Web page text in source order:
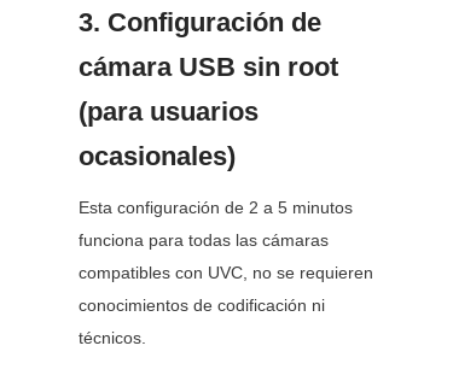
3. Configuración de
cámara USB sin root
(para usuarios
ocasionales)
Esta configuración de 2 a 5 minutos
funciona para todas las cámaras
compatibles con UVC, no se requieren
conocimientos de codificación ni
técnicos.